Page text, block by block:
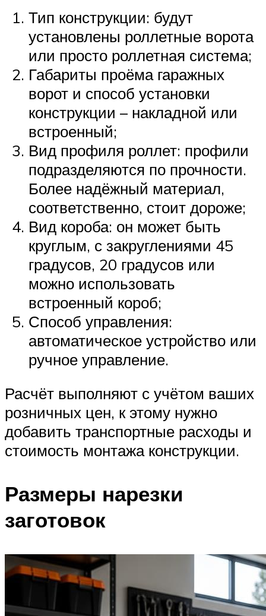
Тип конструкции: будут
установлены роллетные ворота
или просто роллетная система;
Габариты проёма гаражных
ворот и способ установки
конструкции – накладной или
встроенный;
Вид профиля роллет: профили
подразделяются по прочности.
Более надёжный материал,
соответственно, стоит дороже;
Вид короба: он может быть
круглым, с закруглениями 45
градусов, 20 градусов или
можно использовать
встроенный короб;
Способ управления:
автоматическое устройство или
ручное управление.
Расчёт выполняют с учётом ваших
розничных цен, к этому нужно
добавить транспортные расходы и
стоимость монтажа конструкции.
Размеры нарезки
заготовок